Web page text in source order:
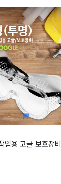
업용 고글 보호장비